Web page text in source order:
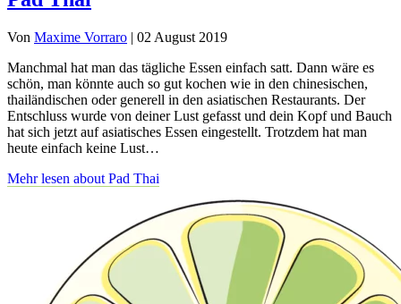
Von Maxime Vorraro | 02 August 2019
Manchmal hat man das tägliche Essen einfach satt. Dann wäre es
schön, man könnte auch so gut kochen wie in den chinesischen,
thailändischen oder generell in den asiatischen Restaurants. Der
Entschluss wurde von deiner Lust gefasst und dein Kopf und Bauch
hat sich jetzt auf asiatisches Essen eingestellt. Trotzdem hat man
heute einfach keine Lust…
Mehr lesen about Pad Thai